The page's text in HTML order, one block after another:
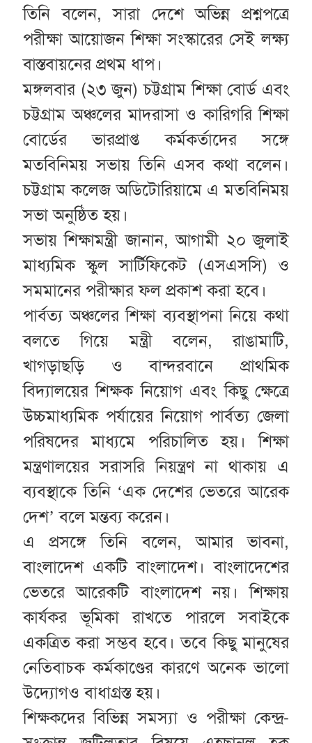
তিনি বলেন, সারা দেশে অভিন্ন প্রশ্নপত্রে
পরীক্ষা আয়োজন শিক্ষা সংস্কারের সেই লক্ষ্য
বাস্তবায়নের প্রথম ধাপ।
মঙ্গলবার (২৩ জুন) চট্টগ্রাম শিক্ষা বোর্ড এবং
চট্টগ্রাম অঞ্চলের মাদরাসা ও কারিগরি শিক্ষা
বোর্ডের ভারপ্রাপ্ত কর্মকর্তাদের সঙ্গে
মতবিনিময় সভায় তিনি এসব কথা বলেন।
চট্টগ্রাম কলেজ অডিটোরিয়ামে এ মতবিনিময়
সভা অনুষ্ঠিত হয়।
সভায় শিক্ষামন্ত্রী জানান, আগামী ২০ জুলাই
মাধ্যমিক স্কুল সার্টিফিকেট (এসএসসি) ও
সমমানের পরীক্ষার ফল প্রকাশ করা হবে।
পার্বত্য অঞ্চলের শিক্ষা ব্যবস্থাপনা নিয়ে কথা
বলতে গিয়ে মন্ত্রী বলেন, রাঙামাটি,
খাগড়াছড়ি ও বান্দরবানে প্রাথমিক
বিদ্যালয়ের শিক্ষক নিয়োগ এবং কিছু ক্ষেত্রে
উচ্চমাধ্যমিক পর্যায়ের নিয়োগ পার্বত্য জেলা
পরিষদের মাধ্যমে পরিচালিত হয়। শিক্ষা
মন্ত্রণালয়ের সরাসরি নিয়ন্ত্রণ না থাকায় এ
ব্যবস্থাকে তিনি ‘এক দেশের ভেতরে আরেক
দেশ’ বলে মন্তব্য করেন।
এ প্রসঙ্গে তিনি বলেন, আমার ভাবনা,
বাংলাদেশ একটি বাংলাদেশ। বাংলাদেশের
ভেতরে আরেকটি বাংলাদেশ নয়। শিক্ষায়
কার্যকর ভূমিকা রাখতে পারলে সবাইকে
একত্রিত করা সম্ভব হবে। তবে কিছু মানুষের
নেতিবাচক কর্মকাণ্ডের কারণে অনেক ভালো
উদ্যোগও বাধাগ্রস্ত হয়।
শিক্ষকদের বিভিন্ন সমস্যা ও পরীক্ষা কেন্দ্র-